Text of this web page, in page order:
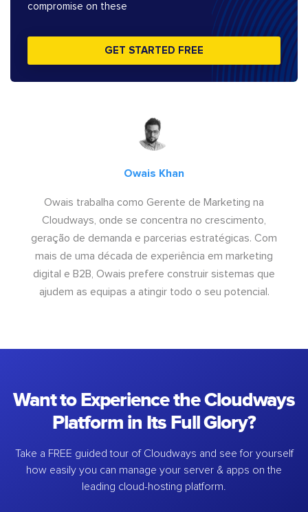
compromise on these
GET STARTED FREE
Owais Khan
Owais trabalha como Gerente de Marketing na
Cloudways, onde se concentra no crescimento,
geração de demanda e parcerias estratégicas. Com
mais de uma década de experiência em marketing
digital e B2B, Owais prefere construir sistemas que
ajudem as equipas a atingir todo o seu potencial.
Want to Experience the Cloudways
Platform in Its Full Glory?
Take a FREE guided tour of Cloudways and see for yourself
how easily you can manage your server & apps on the
leading cloud-hosting platform.